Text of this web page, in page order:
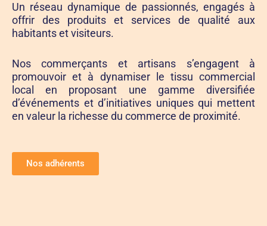
Un réseau dynamique de passionnés, engagés à
offrir des produits et services de qualité aux
habitants et visiteurs.
Nos commerçants et artisans s’engagent à
promouvoir et à dynamiser le tissu commercial
local en proposant une gamme diversifiée
d’événements et d’initiatives uniques qui mettent
en valeur la richesse du commerce de proximité.
Nos adhérents